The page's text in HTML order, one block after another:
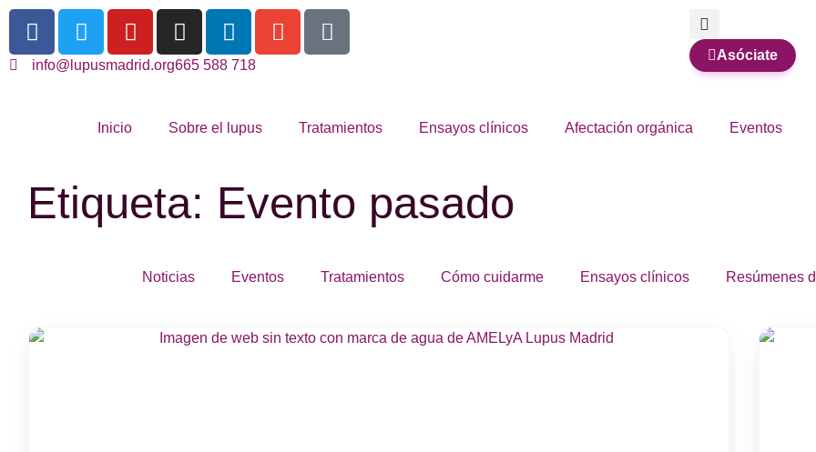
info@lupusmadrid.org665 588 718
Asóciate
Inicio Sobre el lupus Tratamientos Ensayos clínicos Afectación orgánica Eventos
Etiqueta: Evento pasado
Noticias Eventos Tratamientos Cómo cuidarme Ensayos clínicos Resúmenes